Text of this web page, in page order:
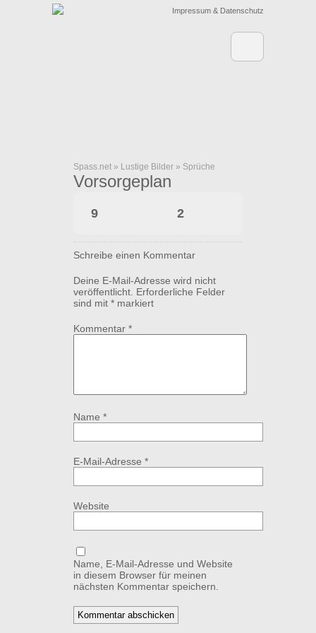
Impressum & Datenschutz
Spass.net » Lustige Bilder » Sprüche
Vorsorgeplan
9 2
Schreibe einen Kommentar
Deine E-Mail-Adresse wird nicht
veröffentlicht. Erforderliche Felder
sind mit * markiert
Kommentar *
Name *
E-Mail-Adresse *
Website
Name, E-Mail-Adresse und Website
in diesem Browser für meinen
nächsten Kommentar speichern.